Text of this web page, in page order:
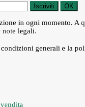
Iscriviti OK
in ogni momento. A
legali.
generali e la